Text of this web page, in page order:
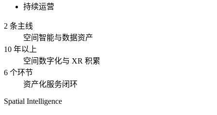
持续运营
2 条主线
空间智能与数据资产
10 年以上
空间数字化与 XR 积累
6 个环节
资产化服务闭环
Spatial Intelligence